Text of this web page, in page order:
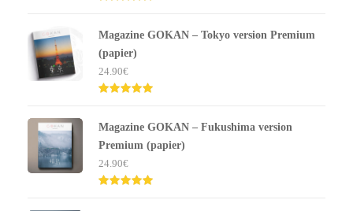
sur 5
Magazine GOKAN – Tokyo version Premium
(papier)
24.90€
sur 5
Magazine GOKAN – Fukushima version
Premium (papier)
24.90€